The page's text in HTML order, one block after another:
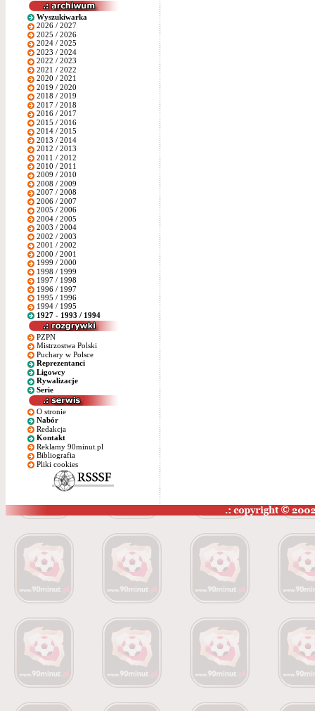
Wyszukiwarka
2026 / 2027
2025 / 2026
2024 / 2025
2023 / 2024
2022 / 2023
2021 / 2022
2020 / 2021
2019 / 2020
2018 / 2019
2017 / 2018
2016 / 2017
2015 / 2016
2014 / 2015
2013 / 2014
2012 / 2013
2011 / 2012
2010 / 2011
2009 / 2010
2008 / 2009
2007 / 2008
2006 / 2007
2005 / 2006
2004 / 2005
2003 / 2004
2002 / 2003
2001 / 2002
2000 / 2001
1999 / 2000
1998 / 1999
1997 / 1998
1996 / 1997
1995 / 1996
1994 / 1995
1927 - 1993 / 1994
PZPN
Mistrzostwa Polski
Puchary w Polsce
Reprezentanci
Ligowcy
Rywalizacje
Serie
O stronie
Nabór
Redakcja
Kontakt
Reklamy 90minut.pl
Bibliografia
Pliki cookies